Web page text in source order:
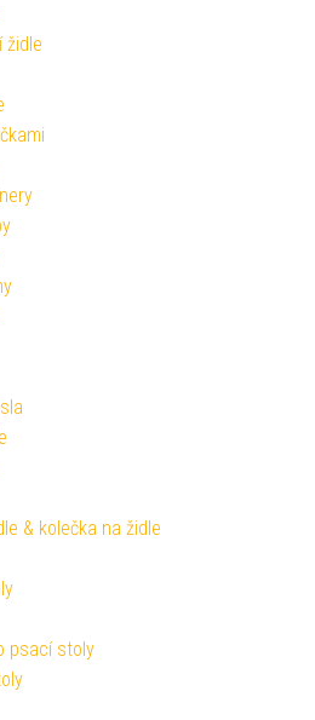
židle
& kolečka na židle
psací stoly